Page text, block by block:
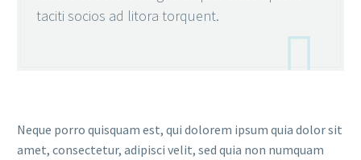
taciti socios ad litora torquent.

Neque porro quisquam est, qui dolorem ipsum quia dolor sit
amet, consectetur, adipisci velit, sed quia non numquam